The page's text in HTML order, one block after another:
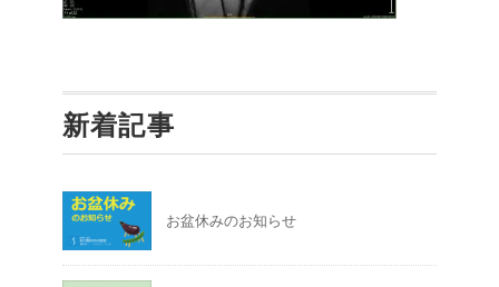
新着記事
お盆休みのお知らせ